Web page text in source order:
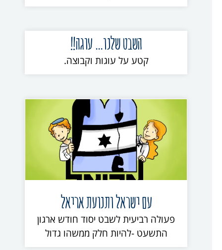
השבט שלנו… עוגה!!
קטע על עוגות וקבוצה.
עם ישראל ותנועת אריאל
פעולה רביעית לשבט יסוד חודש ארגון
התשעט -להיות חלק ממשהו גדול